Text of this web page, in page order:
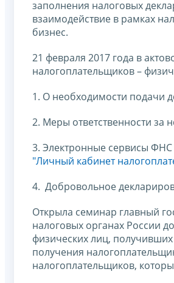
заполнения налоговых
взаимодействие в рамках
бизнес.
21 февраля 2017 года в
налогоплательщиков –
1. О необходимости подачи
2. Меры ответственности
3. Электронные сервисы
"Личный кабинет
4. Добровольное
Открыла семинар главный
налоговых органах России
физических лиц,
получения
налогоплательщиков,